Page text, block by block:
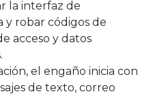
la interfaz de
y robar códigos de
acceso y datos
el engaño inicia con
de texto, correo